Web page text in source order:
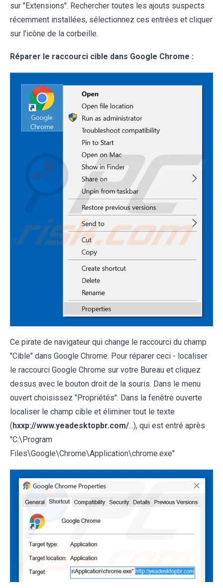
sur "Extensions". Rechercher toutes les ajouts suspects
récemment installées, sélectionnez ces entrées et cliquer
sur l'icône de la corbeille.
Réparer le raccourci cible dans Google Chrome :
Ce pirate de navigateur qui change le raccourci du champ
''Cible'' dans Google Chrome. Pour réparer ceci - localiser
le raccourci Google Chrome sur votre Bureau et cliquez
dessus avec le bouton droit de la souris. Dans le menu
ouvert choisissez "Propriétés". Dans la fenêtre ouverte
localiser le champ cible et éliminer tout le texte
(hxxp://www.yeadesktopbr.com/...), qui est entré après
"C:\Program
Files\Google\Chrome\Application\chrome.exe"